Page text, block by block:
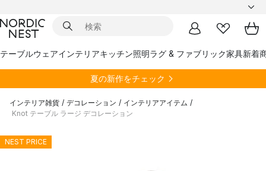
テーブルウェアインテリアキッチン照明ラグ & ファブリック家具新着
夏の新作をチェック
インテリア雑貨 / デコレーション / インテリアアイテム /
Knot テーブル ラージ デコレーション
NEST PRICE